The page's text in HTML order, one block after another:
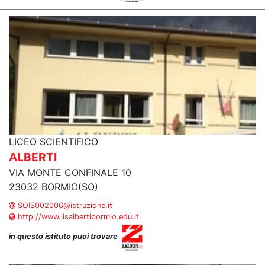
LICEO SCIENTIFICO
ALBERTI
VIA MONTE CONFINALE 10
23032 BORMIO(SO)
SOIS002006@istruzione.it
http://www.iisalbertibormio.edu.it
in questo istituto puoi trovare